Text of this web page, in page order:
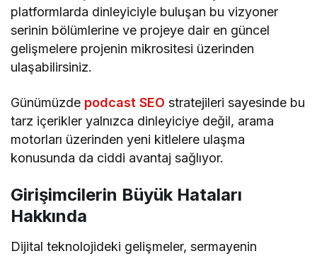
platformlarda dinleyiciyle buluşan bu vizyoner
serinin bölümlerine ve projeye dair en güncel
gelişmelere projenin mikrositesi üzerinden
ulaşabilirsiniz.
Günümüzde podcast SEO stratejileri sayesinde bu
tarz içerikler yalnızca dinleyiciye değil, arama
motorları üzerinden yeni kitlelere ulaşma
konusunda da ciddi avantaj sağlıyor.
Girişimcilerin Büyük Hataları
Hakkında
Dijital teknolojideki gelişmeler, sermayenin